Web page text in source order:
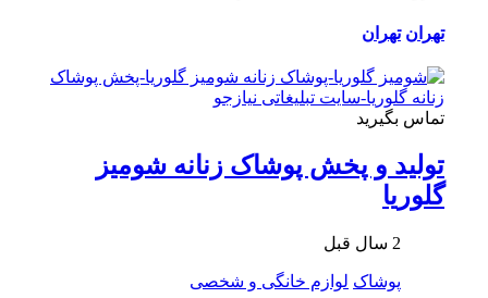
تهران تهران
تماس بگیرید
تولید و پخش پوشاک زنانه شومیز
گلوریا
2 سال قبل
پوشاک لوازم خانگی و شخصی